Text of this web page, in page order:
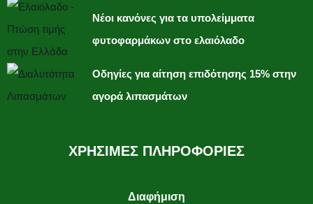
Νέοι κανόνες για τα υπολείμματα
φυτοφαρμάκων στο ελαιόλαδο
Οδηγίες για αίτηση επιδότησης 15% στην
αγορά λιπασμάτων
ΧΡΗΣΙΜΕΣ ΠΛΗΡΟΦΟΡΙΕΣ
Διαφήμιση